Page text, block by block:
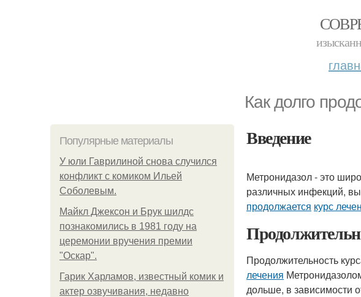
Как долго
Популярные материалы
У юли Гаврилиной снова случился
конфликт с комиком Ильей
Соболевым.
Майкл Джексон и Брук шилдс
познакомились в 1981 году на
церемонии вручения премии
"Оскар".
Гарик Харламов, известный комик и
актер озвучивания, недавно
Введение
Метронидазол - это
различных инфекций,
продолжается курс
Продолжительность
лечения
дольше, в зависимости